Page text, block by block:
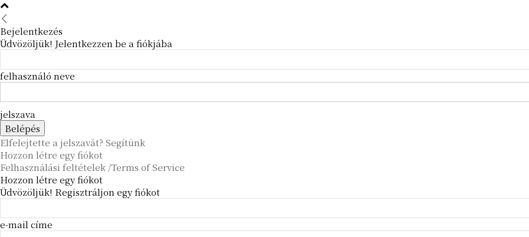
Bejelentkezés
Üdvözöljük! Jelentkezzen be a fiókjába
felhasználó neve
jelszava
Elfelejtette a jelszavát? Segítünk
Hozzon létre egy fiókot
Felhasználási feltételek /Terms of Service
Hozzon létre egy fiókot
Üdvözöljük! Regisztráljon egy fiókot
e-mail címe